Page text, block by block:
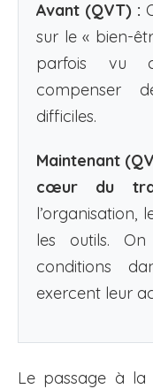
Avant (QVT) :
sur le « bien-
parfois vu
compenser
difficiles.
Maintenant
cœur du
l’organisation,
les outils.
conditions
exercent leur
Le passage à la